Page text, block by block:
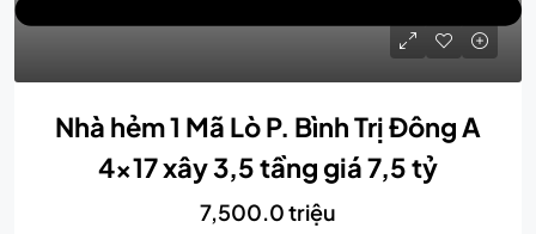
Nhà hẻm 1 Mã Lò P. Bình Trị Đông A
4×17 xây 3,5 tầng giá 7,5 tỷ
7,500.0 triệu